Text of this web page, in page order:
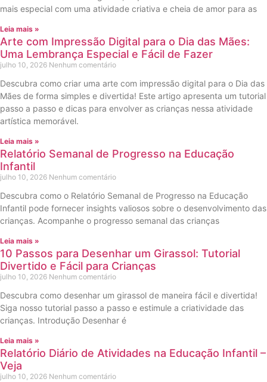
mais especial com uma atividade criativa e cheia de amor para as
Leia mais »
Arte com Impressão Digital para o Dia das Mães:
Uma Lembrança Especial e Fácil de Fazer
julho 10, 2026 Nenhum comentário
Descubra como criar uma arte com impressão digital para o Dia das
Mães de forma simples e divertida! Este artigo apresenta um tutorial
passo a passo e dicas para envolver as crianças nessa atividade
artística memorável.
Leia mais »
Relatório Semanal de Progresso na Educação
Infantil
julho 10, 2026 Nenhum comentário
Descubra como o Relatório Semanal de Progresso na Educação
Infantil pode fornecer insights valiosos sobre o desenvolvimento das
crianças. Acompanhe o progresso semanal das crianças
Leia mais »
10 Passos para Desenhar um Girassol: Tutorial
Divertido e Fácil para Crianças
julho 10, 2026 Nenhum comentário
Descubra como desenhar um girassol de maneira fácil e divertida!
Siga nosso tutorial passo a passo e estimule a criatividade das
crianças. Introdução Desenhar é
Leia mais »
Relatório Diário de Atividades na Educação Infantil –
Veja
julho 10, 2026 Nenhum comentário